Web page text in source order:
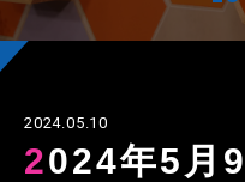
2024.05.10
2024年5月9日Nトピ＋プラ